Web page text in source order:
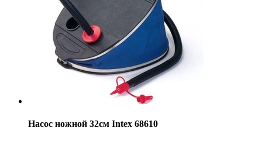
Насос ножной 32см Intex 68610